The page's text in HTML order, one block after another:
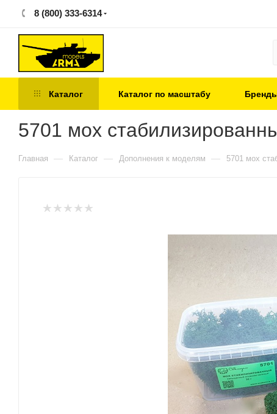
8 (800) 333-6314
Каталог Каталог по масштабу
5701 мох
Главная — Каталог — Дополнения к моделям — 5701 мох